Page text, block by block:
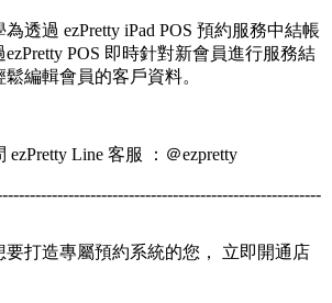
透過 ezPretty iPad POS 預約服務中結帳
POS 即時針對新會員進行服務結
編輯會員的客戶資料。
Line 客服 ：＠ezpretty
打造專屬預約系統的您， 立即開通店